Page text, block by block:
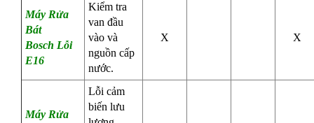
Máy Rửa
Bát
Bosch Lỗi
E16
Kiểm tra
van đầu
vào và
nguồn cấp
nước.
X X
Máy Rửa
Lỗi cảm
biến lưu